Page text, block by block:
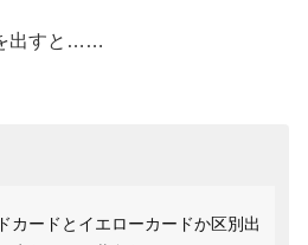
出すと……
カードとイエローカードか区別出